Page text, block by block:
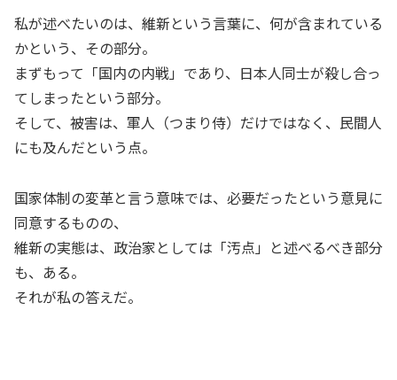
私が述べたいのは、維新という言葉に、何が含まれている
かという、その部分。
まずもって「国内の内戦」であり、日本人同士が殺し合っ
てしまったという部分。
そして、被害は、軍人（つまり侍）だけではなく、民間人
にも及んだという点。
国家体制の変革と言う意味では、必要だったという意見に
同意するものの、
維新の実態は、政治家としては「汚点」と述べるべき部分
も、ある。
それが私の答えだ。